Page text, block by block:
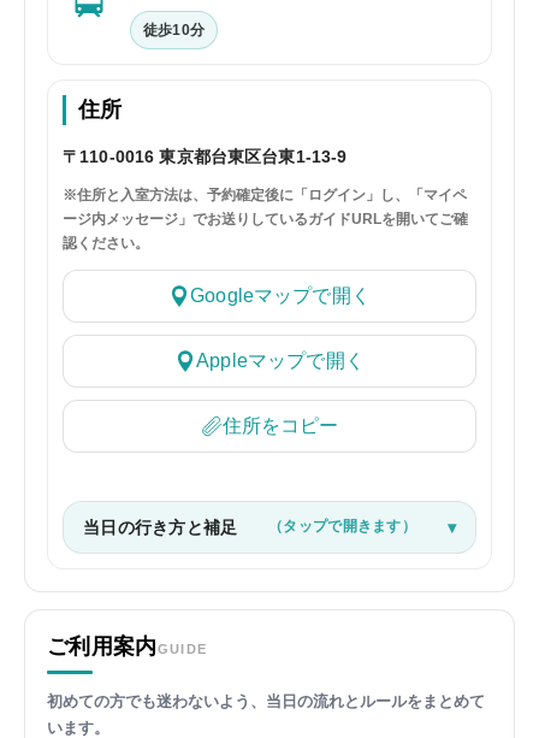
徒歩10分
住所
〒110-0016 東京都台東区台東1-13-9
※住所と入室方法は、予約確定後に「ログイン」し、「マイペ
ージ内メッセージ」でお送りしているガイドURLを開いてご確
認ください。
Googleマップで開く
Appleマップで開く
住所をコピー
当日の行き方と補足 （タップで開きます）
ご利用案内GUIDE
初めての方でも迷わないよう、当日の流れとルールをまとめて
います。